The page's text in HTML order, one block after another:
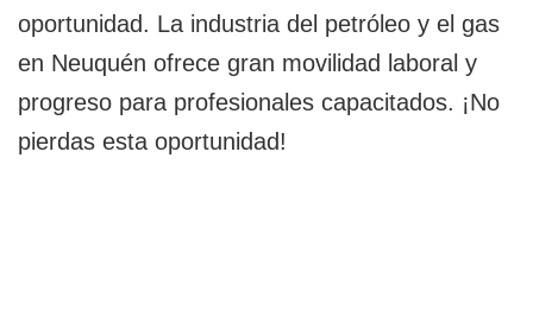
oportunidad. La industria del petróleo y el gas
en Neuquén ofrece gran movilidad laboral y
progreso para profesionales capacitados. ¡No
pierdas esta oportunidad!